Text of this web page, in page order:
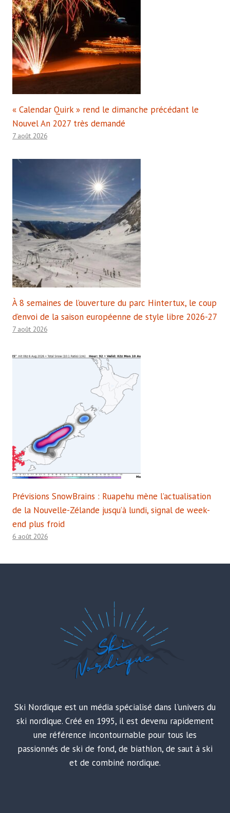
« Calendar Quirk » rend le dimanche précédant le
Nouvel An 2027 très demandé
7 août 2026
À 8 semaines de l’ouverture du parc Hintertux, le coup
d’envoi de la saison européenne de style libre 2026-27
7 août 2026
Prévisions SnowBrains : Ruapehu mène l’actualisation
de la Nouvelle-Zélande jusqu’à lundi, signal de week-
end plus froid
6 août 2026
Ski Nordique est un média spécialisé dans l'univers du
ski nordique. Créé en 1995, il est devenu rapidement
une référence incontournable pour tous les
passionnés de ski de fond, de biathlon, de saut à ski
et de combiné nordique.